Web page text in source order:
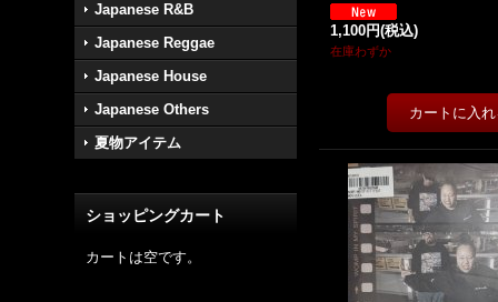
Japanese R&B
Japanese Reggae
Japanese House
Japanese Others
夏物アイテム
ショッピングカート
カートは空です。
1,100円(税込)
在庫わずか